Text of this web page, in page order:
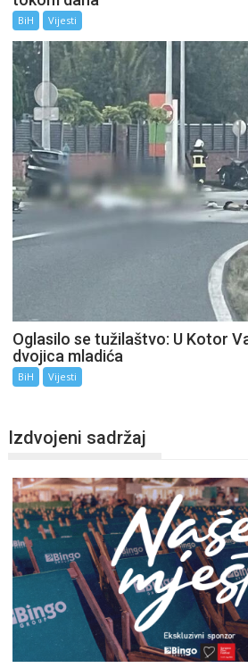
BiH Vijesti
Oglasilo se tužilaštvo: U Kotor
dvojica mladića
BiH Vijesti
Izdvojeni sadržaj